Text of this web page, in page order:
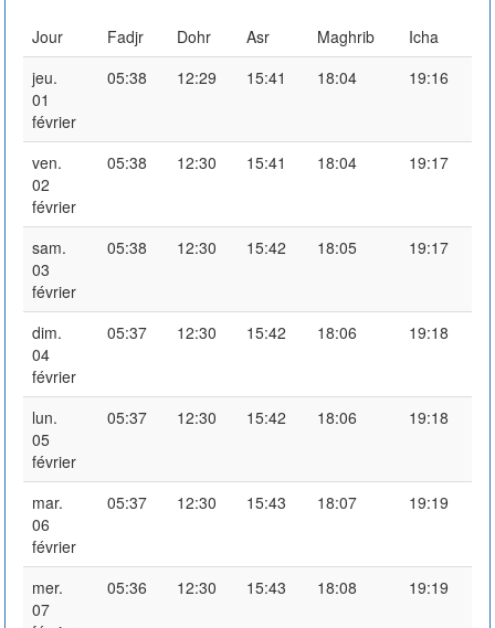
Jour Fadjr Dohr Asr Maghrib
Icha
jeu.
01
février
05:38 12:29 15:41 18:04 19:16
ven.
02
février
05:38 12:30 15:41 18:04 19:17
sam.
03
février
05:38 12:30 15:42 18:05 19:17
dim.
04
février
05:37 12:30 15:42 18:06 19:18
lun.
05
février
05:37 12:30 15:42 18:06 19:18
mar.
06
février
05:37 12:30 15:43 18:07 19:19
mer.
07
05:36 12:30 15:43 18:08 19:19